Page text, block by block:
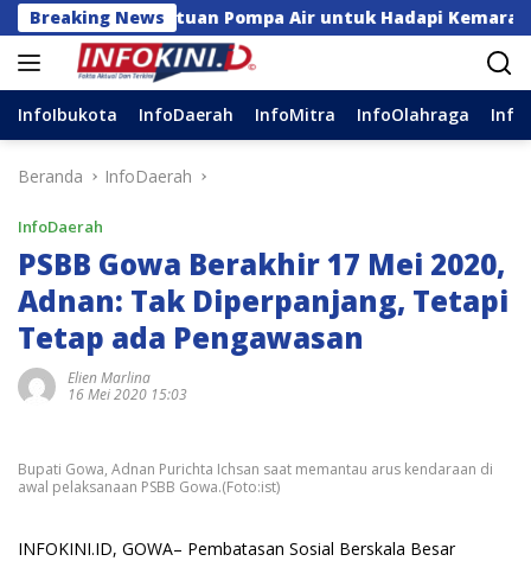
Langsung
ke
konten
Breaking News
Bantuan Pompa Air untuk Hadapi Kemarau di Sulsel
InfoIbukota InfoDaerah InfoMitra InfoOlahraga
Beranda InfoDaerah
InfoDaerah
PSBB Gowa Berakhir 17 Mei 2020,
Adnan: Tak Diperpanjang, Tetapi
Tetap ada Pengawasan
Elien Marlina
16 Mei 2020 15:03
Bupati Gowa, Adnan Purichta Ichsan saat memantau arus kendaraan di
awal pelaksanaan PSBB Gowa.(Foto:ist)
INFOKINI.ID, GOWA– Pembatasan Sosial Berskala Besar